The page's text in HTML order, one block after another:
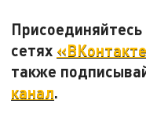
сетях
также
канал.